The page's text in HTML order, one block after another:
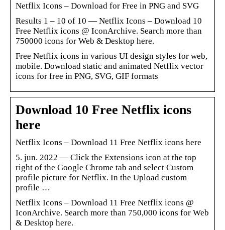
Netflix Icons – Download for Free in PNG and SVG
Results 1 – 10 of 10 — Netflix Icons – Download 10
Free Netflix icons @ IconArchive. Search more than
750000 icons for Web & Desktop here.
Free Netflix icons in various UI design styles for web,
mobile. Download static and animated Netflix vector
icons for free in PNG, SVG, GIF formats
Download 10 Free Netflix icons
here
Netflix Icons – Download 11 Free Netflix icons here
5. jun. 2022 — Click the Extensions icon at the top
right of the Google Chrome tab and select Custom
profile picture for Netflix. In the Upload custom
profile …
Netflix Icons – Download 11 Free Netflix icons @
IconArchive. Search more than 750,000 icons for Web
& Desktop here.